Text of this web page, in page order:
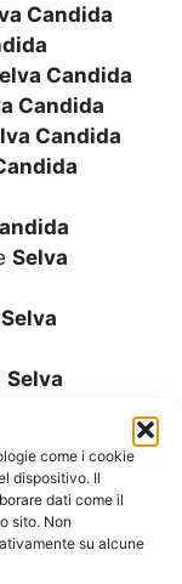
come i cookie
dispositivo. Il
dati come il
sito. Non
su alcune
Candida
Candida
Candida
Candida
Selva
Selva
Selva
Selva